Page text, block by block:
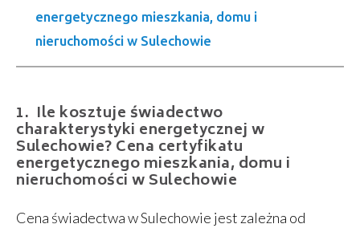
energetycznego mieszkania, domu i
nieruchomości w Sulechowie
Ile kosztuje świadectwo
charakterystyki energetycznej w
Sulechowie? Cena certyfikatu
energetycznego mieszkania, domu i
nieruchomości w Sulechowie
Cena świadectwa w Sulechowie jest zależna od